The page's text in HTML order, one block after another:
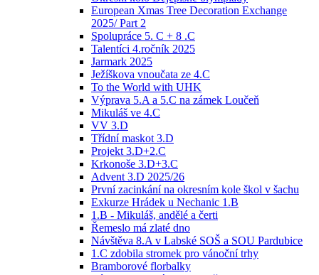
European Xmas Tree Decoration Exchange
2025/ Part 2
Spolupráce 5. C + 8 .C
Talentíci 4.ročník 2025
Jarmark 2025
Ježíškova vnoučata ze 4.C
To the World with UHK
Výprava 5.A a 5.C na zámek Loučeň
Mikuláš ve 4.C
VV 3.D
Třídní maskot 3.D
Projekt 3.D+2.C
Krkonoše 3.D+3.C
Advent 3.D 2025/26
První zacinkání na okresním kole škol v šachu
Exkurze Hrádek u Nechanic 1.B
1.B - Mikuláš, andělé a čerti
Řemeslo má zlaté dno
Návštěva 8.A v Labské SOŠ a SOU Pardubice
1.C zdobila stromek pro vánoční trhy
Bramborové florbalky